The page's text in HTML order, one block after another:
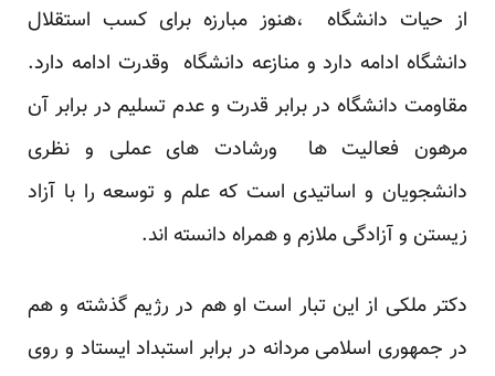
از حیات دانشگاه ،هنوز مبارزه برای کسب استقلال
دانشگاه ادامه دارد و منازعه دانشگاه وقدرت ادامه دارد.
مقاومت دانشگاه در برابر قدرت و عدم تسلیم در برابر آن
مرهون فعالیت ها ورشادت های عملی و نظری
دانشجویان و اساتیدی است که علم و توسعه را با آزاد
زیستن و آزادگی ملازم و همراه دانسته اند.
دکتر ملکی از این تبار است او هم در رژیم گذشته و هم
در جمهوری اسلامی مردانه در برابر استبداد ایستاد و روی